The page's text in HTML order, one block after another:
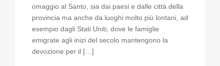
omaggio al Santo, sia dai paesi e dalle città della
provincia ma anche da luoghi molto più lontani, ad
esempio dagli Stati Uniti, dove le famiglie
emigrate agli inizi del secolo mantengono la
devozione per il […]